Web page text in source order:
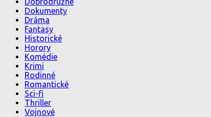
Dokumenty
Dráma
Fantasy
Historické
Horory
Komédie
Krimi
Rodinné
Romantické
Sci-fi
Thriller
Vojnové